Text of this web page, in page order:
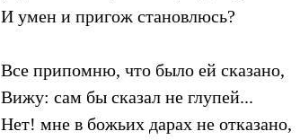
И умен и пригож становлюсь?
Все припомню, что было ей сказано,
Вижу: сам бы сказал не глупей...
Нет! мне в божьих дарах не отказано,